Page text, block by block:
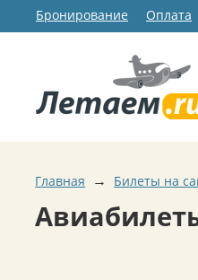
Бронирование Оплата
Главная → Билеты на